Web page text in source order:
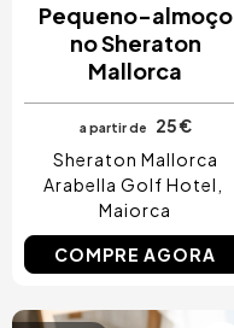
Pequeno-almoço
no Sheraton
Mallorca
a partir de
25 €
Sheraton Mallorca
Arabella Golf Hotel
Maiorca
COMPRE AGORA